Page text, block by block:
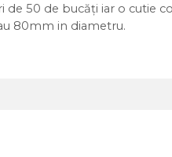
de 50 de bucăți iar o cutie
80mm in diametru.